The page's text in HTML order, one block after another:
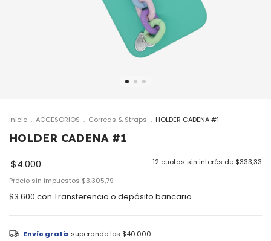
Inicio . ACCESORIOS . Correas & Straps . HOLDER CADENA #1
HOLDER CADENA #1
$4.000 12 cuotas sin interés de $333,33
Precio sin impuestos $3.305,79
$3.600 con Transferencia o depósito bancario
Envío gratis superando los $40.000